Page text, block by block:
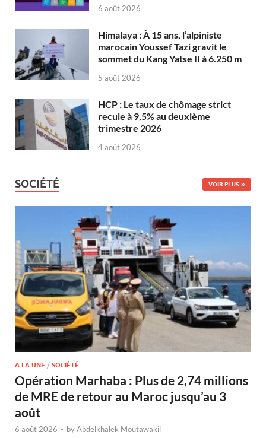
6 août 2026
Himalaya : À 15 ans, l’alpiniste
marocain Youssef Tazi gravit le
sommet du Kang Yatse II à 6.250 m
5 août 2026
HCP : Le taux de chômage strict
recule à 9,5% au deuxième
trimestre 2026
4 août 2026
SOCIÉTÉ VOIR PLUS
A LA UNE / SOCIÉTÉ
Opération Marhaba : Plus de 2,74 millions
de MRE de retour au Maroc jusqu’au 3
août
6 août 2026 - byAbdelkhalek Moutawakil